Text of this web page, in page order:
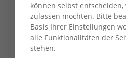
können selbst entscheiden,
zulassen möchten. Bitte
Basis Ihrer Einstellungen
alle Funktionalitäten der
stehen.